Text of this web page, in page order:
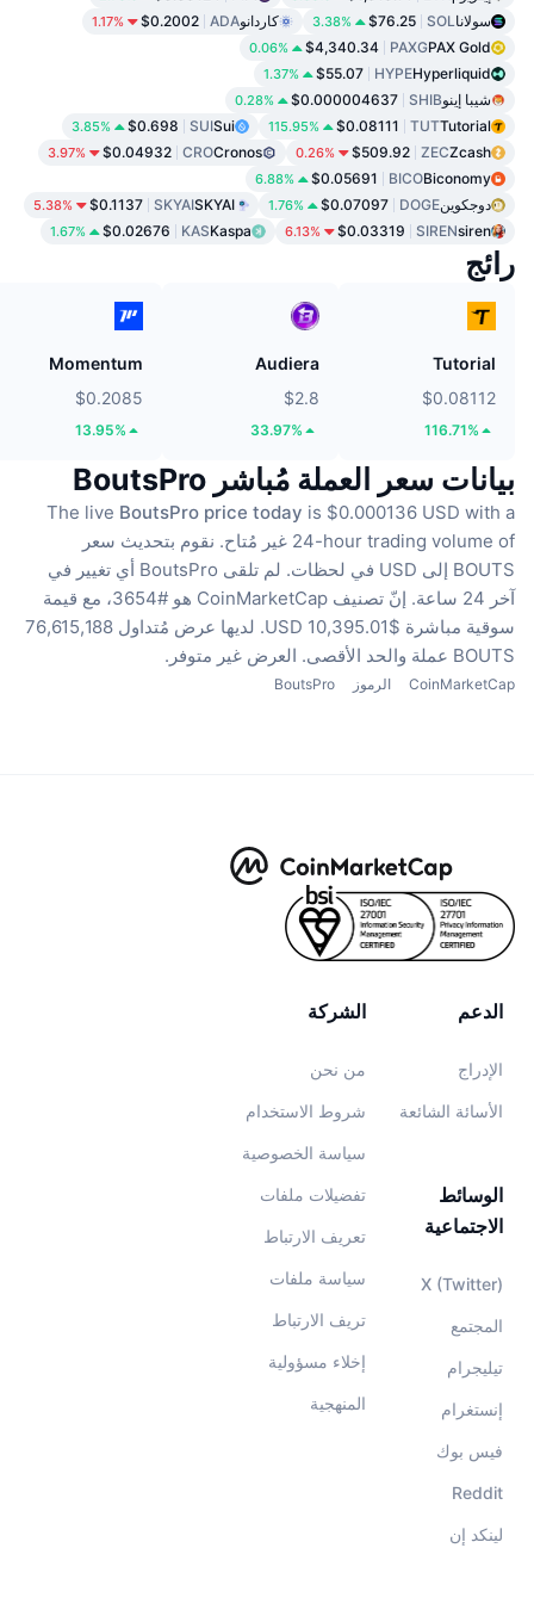
سولاناSOL
$76.25
3.38% كاردانوADA
$0.2002
1.17%
PAX Gold
PAXG
$4,340.34
0.06%
Hyperliquid
HYPE
$55.07
1.37%
شيبا إينوSHIB
$0.000004637
0.28%
Tutorial
TUT
$0.08111
115.95%
Sui
SUI
$0.698
3.85%
Zcash
ZEC
$509.92
0.26%
Cronos
CRO
$0.04932
3.97%
Biconomy
BICO
$0.05691
6.88%
دوجكوينDOGE
$0.07097
1.76%
SKYAI
SKYAI
$0.1137
5.38%
siren
SIREN
$0.03319
6.13%
Kaspa
KAS
$0.02676
1.67%
رائج
Tutorial
$0.08112
116.71%
Audiera
$2.8
33.97%
Momentum
$0.2085
13.95%
بيانات سعر العملة مُباشر BoutsPro
The live BoutsPro price today is $0.000136 USD with a
24-hour trading volume of غير مُتاح.
نقوم بتحديث سعر
BOUTS إلى USD في لحظات.
لم تلقى BoutsPro أي تغيير في
آخر 24 ساعة.
إنّ تصنيف CoinMarketCap هو #3654، مع قيمة
سوقية مباشرة $10,395.01 USD.
لديها عرض مُتداول 76,615,188
BOUTS عملة
والحد الأقصى. العرض غير متوفر.
CoinMarketCap الرموز BoutsPro
الشركة
من نحن
شروط الاستخدام
سياسة الخصوصية
تفضيلات ملفات
تعريف الارتباط
سياسة ملفات
تريف الارتباط
إخلاء مسؤولية
المنهجية
الدعم
الإدراج
الأسائة الشائعة
الوسائط
الاجتماعية
X (Twitter)
المجتمع
تيليجرام
إنستغرام
فيس بوك
Reddit
لينكد إن